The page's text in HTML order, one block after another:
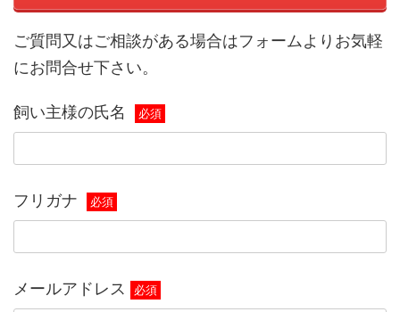
ご質問又はご相談がある場合はフォームよりお気軽
にお問合せ下さい。
飼い主様の氏名 必須
フリガナ 必須
メールアドレス 必須